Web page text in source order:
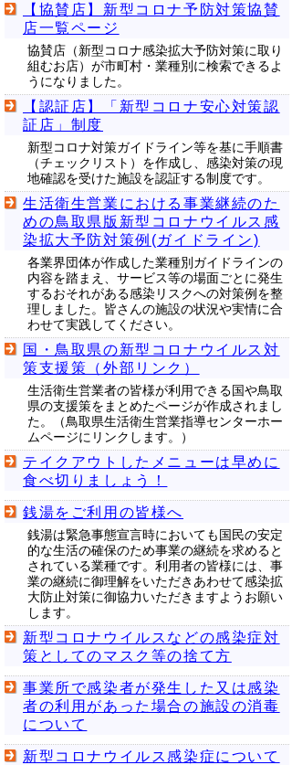
【協賛店】新型コロナ予防対策協賛
店一覧ページ
協賛店（新型コロナ感染拡大予防対策に取り
組むお店）が市町村・業種別に検索できるよ
うになりました。
【認証店】「新型コロナ安心対策認
証店」制度
新型コロナ対策ガイドライン等を基に手順書
（チェックリスト）を作成し、感染対策の現
地確認を受けた施設を認証する制度です。
生活衛生営業における事業継続のた
めの鳥取県版新型コロナウイルス感
染拡大予防対策例(ガイドライン)
各業界団体が作成した業種別ガイドラインの
内容を踏まえ、サービス等の場面ごとに発生
するおそれがある感染リスクへの対策例を整
理しました。皆さんの施設の状況や実情に合
わせて実践してください。
国・鳥取県の新型コロナウイルス対
策支援策（外部リンク）
生活衛生営業者の皆様が利用できる国や鳥取
県の支援策をまとめたページが作成されまし
た。（鳥取県生活衛生営業指導センターホー
ムページにリンクします。）
テイクアウトしたメニューは早めに
食べ切りましょう！
銭湯をご利用の皆様へ
銭湯は緊急事態宣言時においても国民の安定
的な生活の確保のため事業の継続を求めると
されている業種です。利用者の皆様には、事
業の継続に御理解をいただきあわせて感染拡
大防止対策に御協力いただきますようお願い
します。
新型コロナウイルスなどの感染症対
策としてのマスク等の捨て方
事業所で感染者が発生した又は感染
者の利用があった場合の施設の消毒
について
新型コロナウイルス感染症について